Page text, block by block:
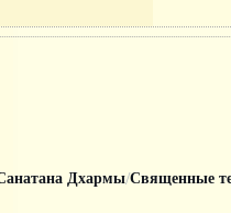
Дхармы/Священные